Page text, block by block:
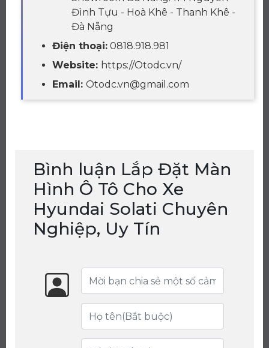
Đình Tựu - Hoà Khê - Thanh Khê -
Đà Nẵng
Điện thoại: 0818.918.981
Website: https://Otodc.vn/
Email: Otodc.vn@gmail.com
Bình luận Lắp Đặt Màn
Hình Ô Tô Cho Xe
Hyundai Solati Chuyên
Nghiệp, Uy Tín